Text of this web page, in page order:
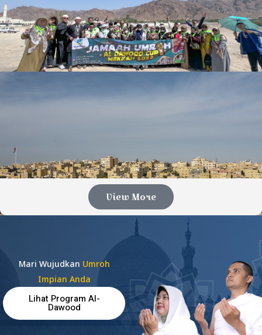
View More
Mari Wujudkan Umroh
Impian Anda
Lihat Program Al-
Dawood